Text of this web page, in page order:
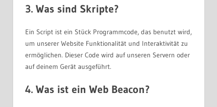
3. Was sind Skripte?
Ein Script ist ein Stück Programmcode, das benutzt wird,
um unserer Website Funktionalität und Interaktivität zu
ermöglichen. Dieser Code wird auf unseren Servern oder
auf deinem Gerät ausgeführt.
4. Was ist ein Web Beacon?